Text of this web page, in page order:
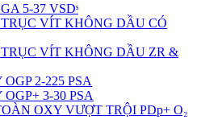
5-37 VSDˢ
VÍT KHÔNG DẦU CÓ
VÍT KHÔNG DẦU ZR &
2-225 PSA
3-30 PSA
OXY VƯỢT TRỘI PDp+ O₂